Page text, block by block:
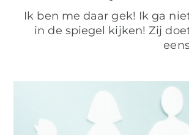
Ik ben me daar gek! Ik ga
in de spiegel kijken! Zij